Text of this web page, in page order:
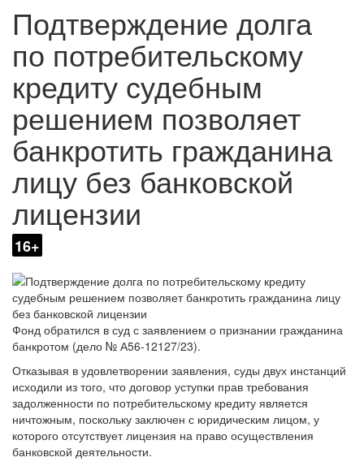
Подтверждение долга
по потребительскому
кредиту судебным
решением позволяет
банкротить гражданина
лицу без банковской
лицензии
16+
Фонд обратился в суд с заявлением о признании гражданина
банкротом (дело № А56-12127/23).
Отказывая в удовлетворении заявления, суды двух инстанций
исходили из того, что договор уступки прав требования
задолженности по потребительскому кредиту является
ничтожным, поскольку заключен с юридическим лицом, у
которого отсутствует лицензия на право осуществления
банковской деятельности.